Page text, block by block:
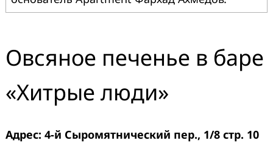
Овсяное печенье в баре
«Хитрые люди»
Адрес: 4-й Сыромятнический пер., 1/8 стр. 10